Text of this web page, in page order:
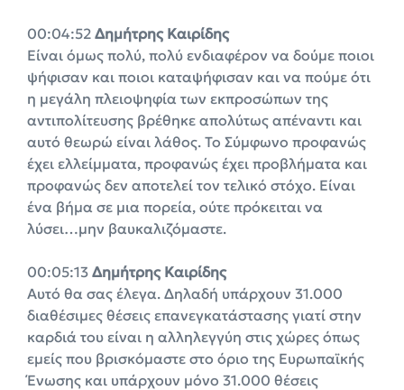
00:04:52 Δημήτρης Καιρίδης
Είναι όμως πολύ, πολύ ενδιαφέρον να δούμε ποιοι
ψήφισαν και ποιοι καταψήφισαν και να πούμε ότι
η μεγάλη πλειοψηφία των εκπροσώπων της
αντιπολίτευσης βρέθηκε απολύτως απέναντι και
αυτό θεωρώ είναι λάθος. Το Σύμφωνο προφανώς
έχει ελλείμματα, προφανώς έχει προβλήματα και
προφανώς δεν αποτελεί τον τελικό στόχο. Είναι
ένα βήμα σε μια πορεία, ούτε πρόκειται να
λύσει…μην βαυκαλιζόμαστε.
00:05:13 Δημήτρης Καιρίδης
Αυτό θα σας έλεγα. Δηλαδή υπάρχουν 31.000
διαθέσιμες θέσεις επανεγκατάστασης γιατί στην
καρδιά του είναι η αλληλεγγύη στις χώρες όπως
εμείς που βρισκόμαστε στο όριο της Ευρωπαϊκής
Ένωσης και υπάρχουν μόνο 31.000 θέσεις